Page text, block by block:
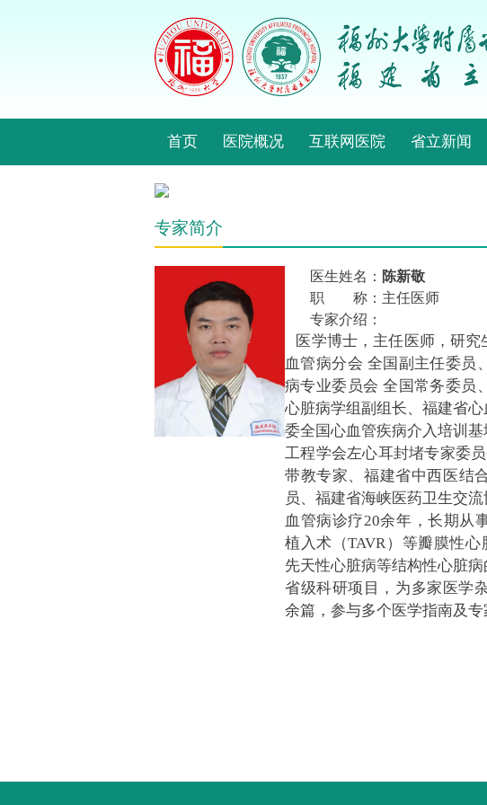
首页 医院概况 互联网医院 省立新闻
专家简介
医生姓名： 陈新敬
职 称：主任医师
专家介绍：
医学博士，主任医师，研
血管病分会 全国副主任委员
病专业委员会 全国常务委员
心脏病学组副组长、福建省
委全国心血管疾病介入培训
工程学会左心耳封堵专家委
带教专家、福建省中西医结
员、 福建省海峡医药卫生交
血管病诊疗20余年，长期从
植入术（TAVR）等瓣膜性心
先天性心脏病等结构性心脏
省级科研项目，为多家医学
余篇，参与多个医学指南及